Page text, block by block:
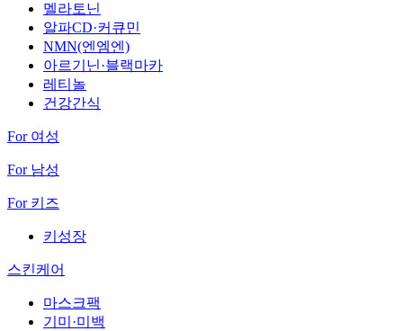
멜라토닌
알파CD·커큐민
NMN(엔엠엔)
아르기닌·블랙마카
레티놀
건강간식
For 여성
For 남성
For 키즈
키성장
스킨케어
마스크팩
기미·미백